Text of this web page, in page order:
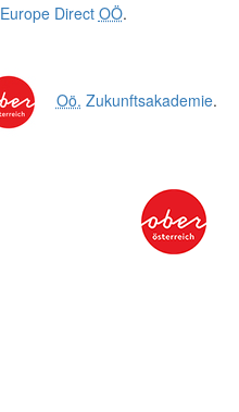
Europe Direct OÖ.
Oö. Zukunftsakademie.